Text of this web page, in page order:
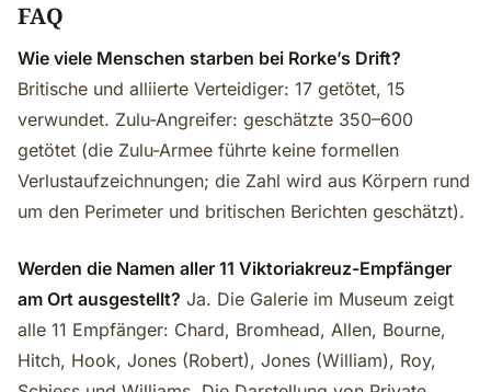
FAQ
Wie viele Menschen starben bei Rorke’s Drift?
Britische und alliierte Verteidiger: 17 getötet, 15
verwundet. Zulu-Angreifer: geschätzte 350–600
getötet (die Zulu-Armee führte keine formellen
Verlustaufzeichnungen; die Zahl wird aus Körpern rund
um den Perimeter und britischen Berichten geschätzt).
Werden die Namen aller 11 Viktoriakreuz-Empfänger
am Ort ausgestellt? Ja. Die Galerie im Museum zeigt
alle 11 Empfänger: Chard, Bromhead, Allen, Bourne,
Hitch, Hook, Jones (Robert), Jones (William), Roy,